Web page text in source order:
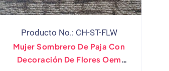
Producto No.: CH-ST-FLW
Mujer Sombrero De Paja Con
Decoración De Flores Oem